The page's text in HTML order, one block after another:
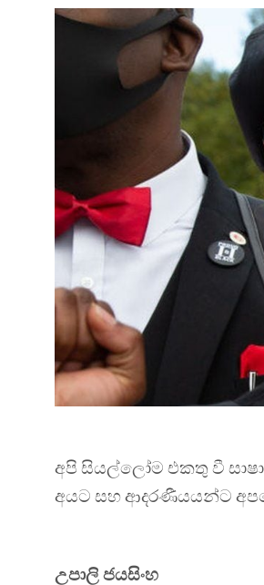
අපි සියල්ලෝම එකතු වී
අයට සහ ආදරණීයයන්ට
උපාලි ජයසිංහ